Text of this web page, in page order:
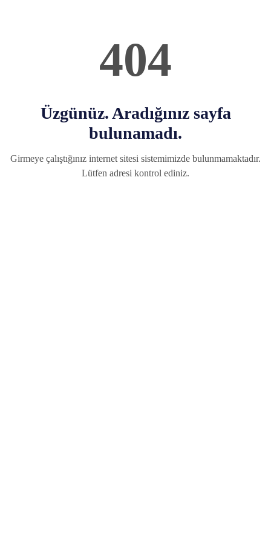
404
Üzgünüz. Aradığınız sayfa
bulunamadı.
Girmeye çalıştığınız internet sitesi sistemimizde bulunmamaktadır.
Lütfen adresi kontrol ediniz.